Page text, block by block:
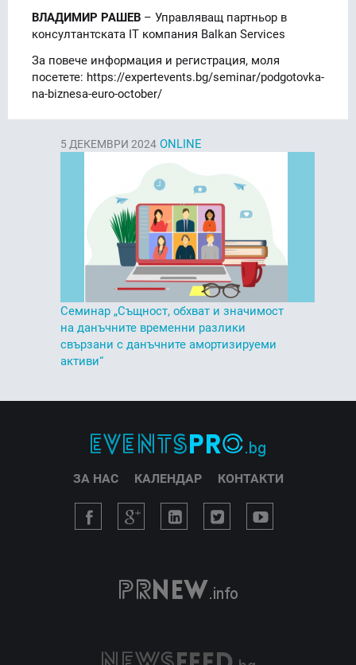
ВЛАДИМИР РАШЕВ – Управляващ партньор в
консултантската IT компания Balkan Services
За повече информация и регистрация, моля
посетете: https://expertevents.bg/seminar/podgotovka-
na-biznesa-euro-october/
5 ДЕКЕМВРИ 2024 ONLINE
Семинар „Същност, обхват и значимост
на данъчните временни разлики
свързани с данъчните амортизируеми
активи“
ЗА НАС КАЛЕНДАР КОНТАКТИ